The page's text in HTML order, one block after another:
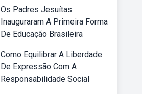
Os Padres Jesuítas
Inauguraram A Primeira Forma
De Educação Brasileira
Como Equilibrar A Liberdade
De Expressão Com A
Responsabilidade Social